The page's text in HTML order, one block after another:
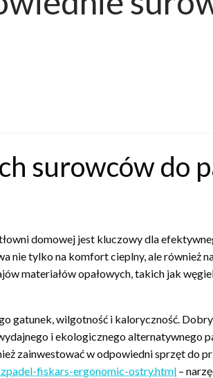
surowców do
domowej jest kluczowy dla
nie tylko na komfort cieplny, ale również
materiałów opałowych, takich jak
gatunek, wilgotność i kaloryczność.
i ekologicznego alternatywnego
zainwestować w odpowiedni sprzęt do
fiskars-ergonomic-ostry.html –